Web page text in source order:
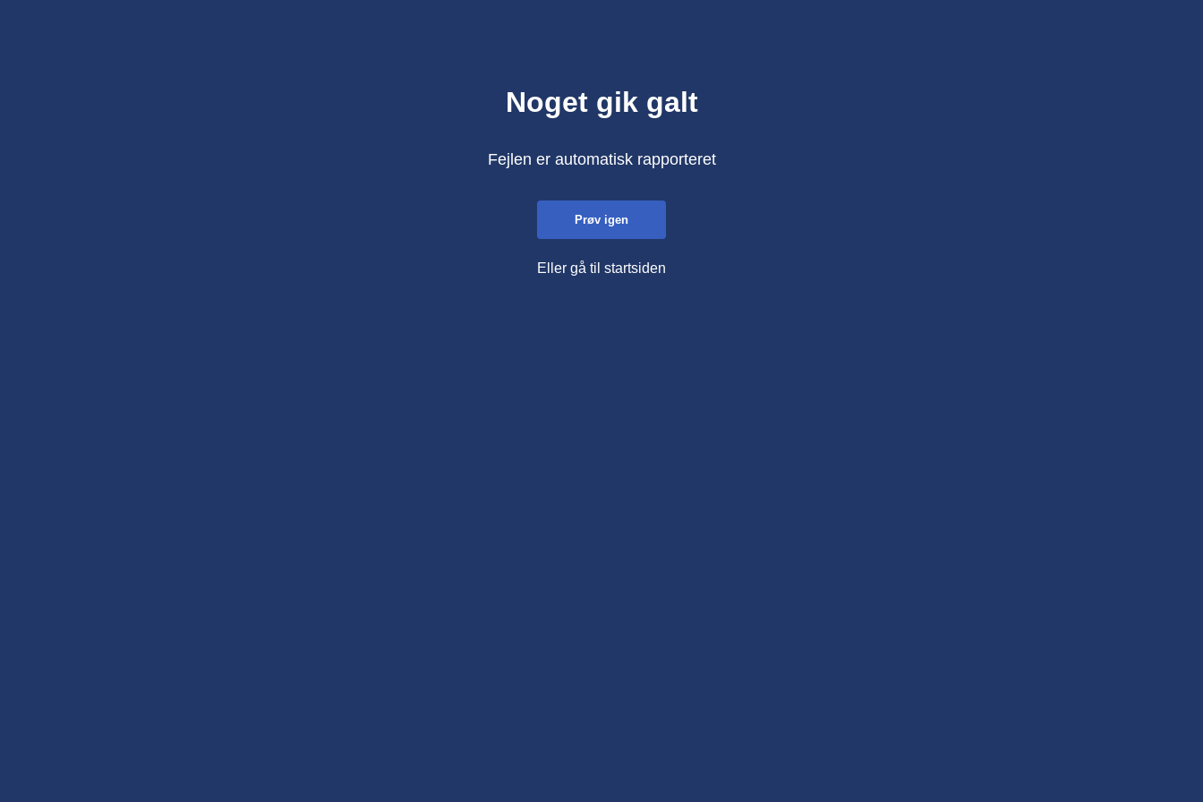
Noget gik galt
Fejlen er automatisk rapporteret
Prøv igen
Eller gå til startsiden